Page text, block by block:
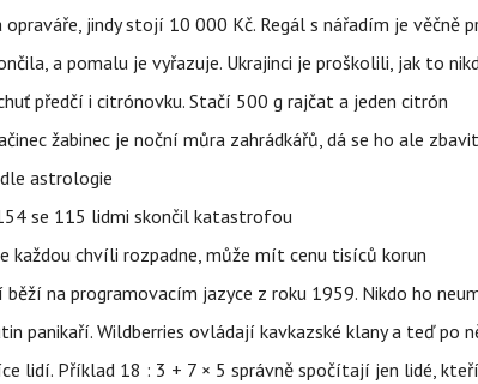
jindy stojí 10 000 Kč. Regál s nářadím je věčně
a pomalu je vyřazuje. Ukrajinci je proškolili, jak to
předčí i citrónovku. Stačí 500 g rajčat a jeden citrón
žabinec je noční můra zahrádkářů, dá se ho ale zbavit
astrologie
se 115 lidmi skončil katastrofou
každou chvíli rozpadne, může mít cenu tisíců korun
na programovacím jazyce z roku 1959. Nikdo ho
panikaří. Wildberries ovládají kavkazské klany a teď po
lidí. Příklad 18 : 3 + 7 × 5 správně spočítají jen lidé,